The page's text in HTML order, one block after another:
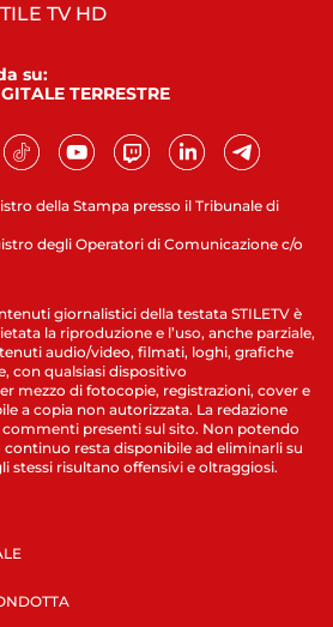
della Stampa presso il Tribunale di
degli Operatori di Comunicazione c/o
TV HD
su:
TERRESTRE
giornalistici della testata STILETV è
la riproduzione e l’uso, anche parziale,
audio/video, filmati, loghi, grafiche
con qualsiasi dispositivo
mezzo di fotocopie, registrazioni, cover e
a copia non autorizzata. La redazione
commenti presenti sul sito. Non potendo
resta disponibile ad eliminarli su
stessi risultano offensivi e oltraggiosi.